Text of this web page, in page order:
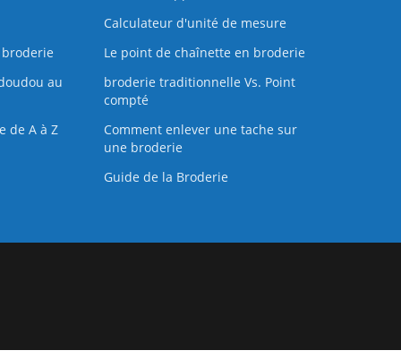
Calculateur d'unité de mesure
Le point de chaînette en broderie
au
broderie traditionnelle Vs. Point
compté
de A à Z
Comment enlever une tache sur
une broderie
Guide de la Broderie